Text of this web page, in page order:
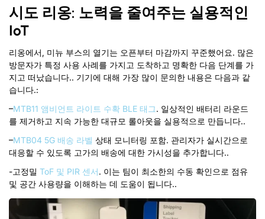
시도 리옹: 노력을 줄여주는 실용적인
IoT
리옹에서, 미뉴 부스의 열기는 오픈부터 마감까지 꾸준했어요. 많은
방문자가 특정 사용 사례를 가지고 도착하고 명확한 다음 단계를 가
지고 떠났습니다.. 기기에 대해 가장 많이 문의한 내용은 다음과 같
습니다.:
–MTB11 앰비언트 라이트 수확 BLE 태그. 일상적인 배터리 라운드
를 제거하고 지속 가능한 대규모 롤아웃을 실용적으로 만듭니다..
–MTB04 5G 배송 라벨 상태 모니터링 포함. 관리자가 실시간으로
대응할 수 있도록 고가의 배송에 대한 가시성을 추가합니다..
-고정밀 ToF 및 PIR 센서. 이는 팀이 최소한의 수동 확인으로 점유
및 공간 사용량을 이해하는 데 도움이 됩니다..